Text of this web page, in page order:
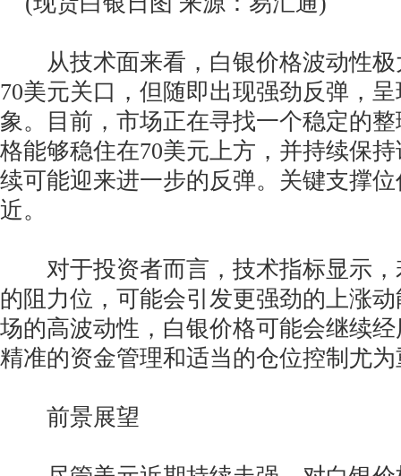
从技术面来看，白银价格波动性极
70美元关口，但随即出现强劲反弹，
象。目前，市场正在寻找一个稳定的
格能够稳住在70美元上方，并持续保
续可能迎来进一步的反弹。关键支撑位
近。
对于投资者而言，技术指标显示，
的阻力位，可能会引发更强劲的上涨
场的高波动性，白银价格可能会继续
精准的资金管理和适当的仓位控制尤
前景展望